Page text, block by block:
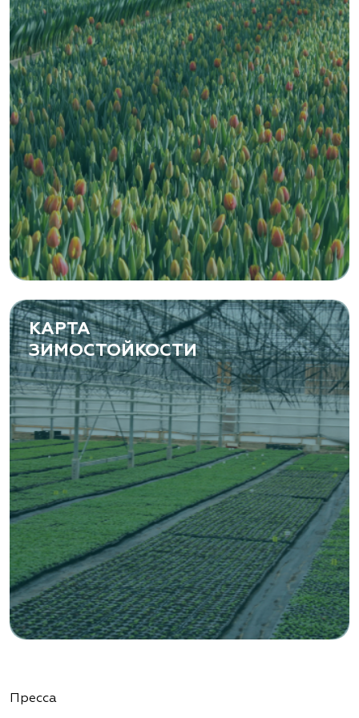
www.vetki.biz
Zaxriddin Flower Plantation, питомник
Ташкентская область, Зангиатинский р-н, ул.
Канимаева, д. 9
«ЁЛЫ-ПАЛЫ», питомник декоративных
растений
Самарская область, с. Подстепки, ул.
Фермерская 14 А
(8482) 650 010
www.yoly-paly.ru
«ВЕНЕВ» питомник растений
Тульская область, Венёвский р-н, село
Борщевое, улица Лесная, д. 13
8 963 224 87 99
https://www.venev1.ru/
«ВЕНЕВ» питомник растений
Тульская область, Венёвский р-н, село
Борщевое, улица Лесная, д. 13
8 963 224 87 99
https://www.venev1.ru/
КАРТА
ЗИМОСТОЙКОСТИ
Пресса